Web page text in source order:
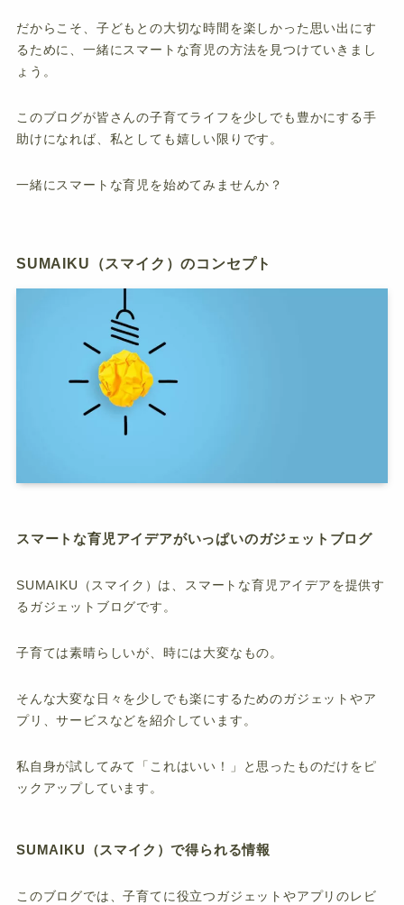
子育てする家づくり
子育てを楽にする
子どもを守る
おもいでを残す
だからこそ、子どもとの大切な時間を楽しかった思い出にす
るために、一緒にスマートな育児の方法を見つけていきまし
ょう。
このブログが皆さんの子育てライフを少しでも豊かにする手
助けになれば、私としても嬉しい限りです。
一緒にスマートな育児を始めてみませんか？
SUMAIKU（スマイク）のコンセプト
スマートな育児アイデアがいっぱいのガジェットブログ
SUMAIKU（スマイク）は、スマートな育児アイデアを提供す
るガジェットブログです。
子育ては素晴らしいが、時には大変なもの。
そんな大変な日々を少しでも楽にするためのガジェットやア
プリ、サービスなどを紹介しています。
私自身が試してみて「これはいい！」と思ったものだけをピ
ックアップしています。
SUMAIKU（スマイク）で得られる情報
このブログでは、子育てに役立つガジェットやアプリのレビ